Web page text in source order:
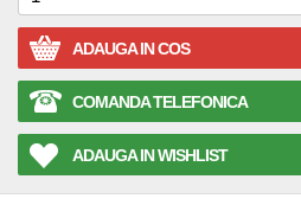
ADAUGA IN COS
COMANDA TELEFONICA
ADAUGA IN WISHLIST